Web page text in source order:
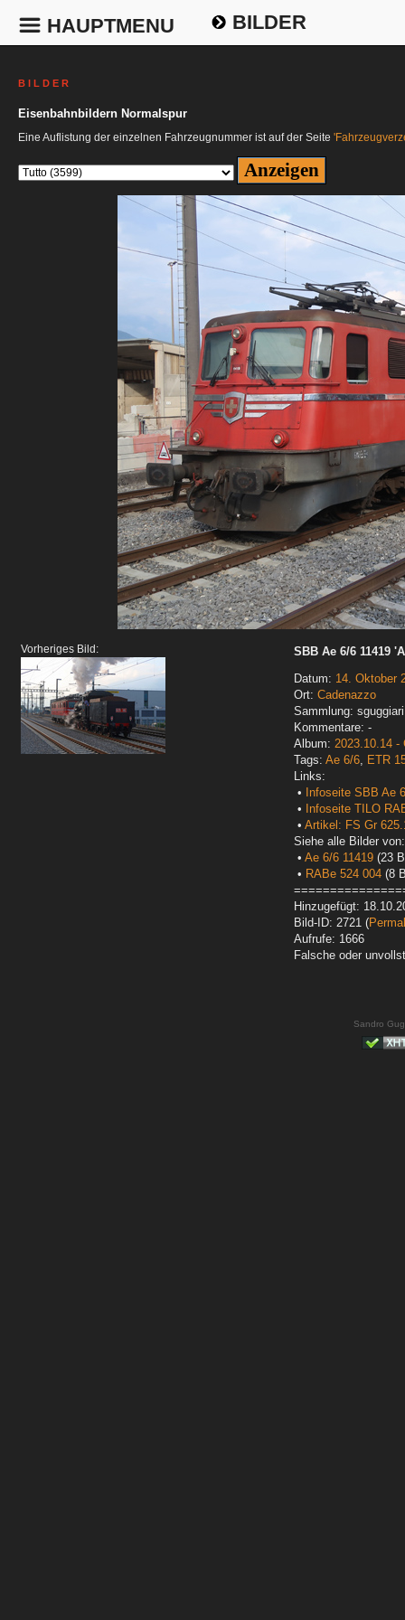
HAUPTMENU BILDER
B I L D E R
Eisenbahnbildern Normalspur
Eine Auflistung der einzelnen Fahrzeugnummer ist auf der Seite
Vorheriges Bild:
SBB Ae 6/6 11419
Datum: 14. Oktober
Ort: Cadenazzo
Sammlung:
Kommentare: -
Album: 2023.10.14 -
Tags: Ae 6/6, ETR
Links:
•
Infoseite SBB Ae
•
Infoseite TILO
• Artikel: FS Gr
Siehe alle Bilder von:
• Ae 6/6 11419 (23
• RABe 524 004 (8
Hinzugefügt:
Bild-ID: 2721 (
Aufrufe: 1666
Falsche oder
Sandro